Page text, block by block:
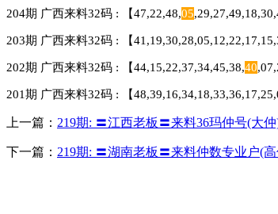
204期 广西来料32码 : 【47,22,48,05
203期 广西来料32码 : 【
202期 广西来料32码 : 【44,15,22,37,34,45,38,40
201期 广西来料32码 : 【
上一篇： 219期: 〓江西老板〓来料36玛仲号(大
下一篇： 219期: 〓湖南老板〓来料仲数专业户(